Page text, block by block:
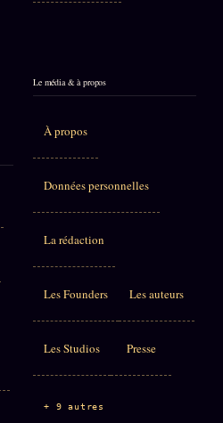
Le média & à propos
À propos
Données personnelles
La rédaction
Les Founders Les auteurs
Les Studios Presse
+ 9 autres